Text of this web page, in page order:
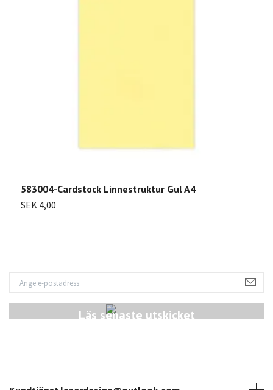
Läs senaste utskicket
583004-Cardstock Linnestruktur Gul A4
SEK 4,00